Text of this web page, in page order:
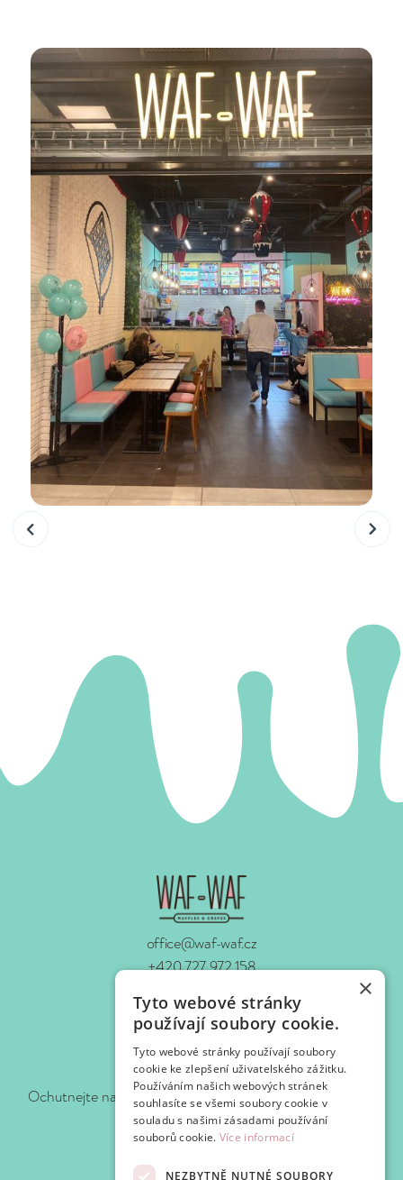
office@waf-waf.cz
+420 727 972 158
Kontakty
Sledujte nás!
Ochutnejte naše novinky hned, jak je pro vás připravíme.
×
Tyto webové stránky
používají soubory cookie.
Tyto webové stránky používají soubory
cookie ke zlepšení uživatelského zážitku.
Používáním našich webových stránek
souhlasíte se všemi soubory cookie v
souladu s našimi zásadami používání
souborů cookie. Více informací
NEZBYTNĚ NUTNÉ SOUBORY